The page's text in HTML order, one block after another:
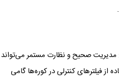
مدیریت صحیح و نظارت مستمر می‌تواند
فیلترهای کنترلی در کوره‌ها گامی